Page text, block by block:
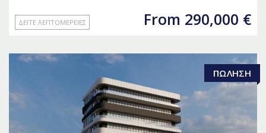
ΔΕΊΤΕ ΛΕΠΤΟΜΈΡΕΙΕΣ From 290,000 €
ΠΏΛΗΣΗ